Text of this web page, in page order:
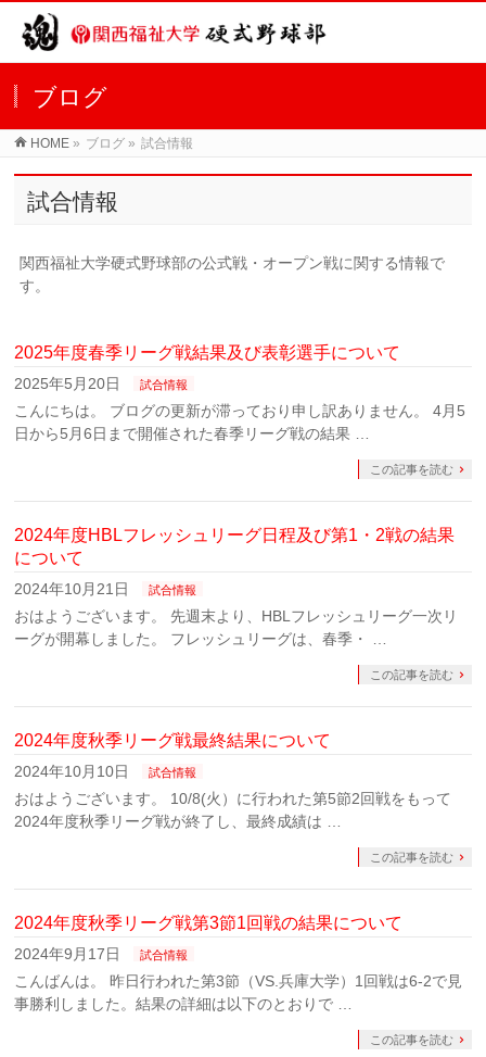
ブログ
HOME » ブログ » 試合情報
試合情報
関西福祉大学硬式野球部の公式戦・オープン戦に関する情報で
す。
2025年度春季リーグ戦結果及び表彰選手について
2025年5月20日 試合情報
こんにちは。 ブログの更新が滞っており申し訳ありません。 4月5
日から5月6日まで開催された春季リーグ戦の結果 …
この記事を読む
2024年度HBLフレッシュリーグ日程及び第1・2戦の結果
について
2024年10月21日 試合情報
おはようございます。 先週末より、HBLフレッシュリーグ一次リ
ーグが開幕しました。 フレッシュリーグは、春季・ …
この記事を読む
2024年度秋季リーグ戦最終結果について
2024年10月10日 試合情報
おはようございます。 10/8(火）に行われた第5節2回戦をもって
2024年度秋季リーグ戦が終了し、最終成績は …
この記事を読む
2024年度秋季リーグ戦第3節1回戦の結果について
2024年9月17日 試合情報
こんばんは。 昨日行われた第3節（VS.兵庫大学）1回戦は6-2で見
事勝利しました。結果の詳細は以下のとおりで …
この記事を読む